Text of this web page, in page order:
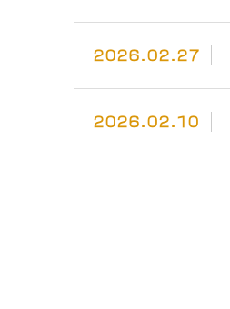
2026.02.27
2026.02.10